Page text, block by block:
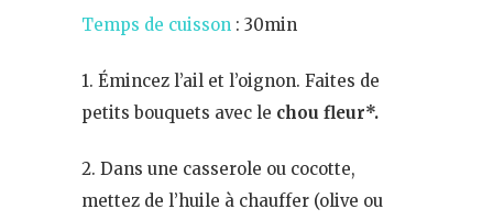
Temps de cuisson : 30min
1. Émincez l’ail et l’oignon. Faites de
petits bouquets avec le chou fleur*.
2. Dans une casserole ou cocotte,
mettez de l’huile à chauffer (olive ou